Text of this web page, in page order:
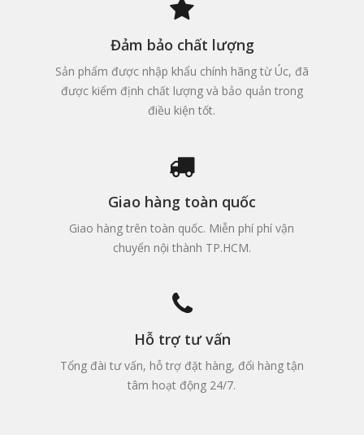
Đảm bảo chất lượng
Sản phẩm được nhập khẩu chính hãng từ Úc, đã
được kiểm định chất lượng và bảo quản trong
điều kiện tốt.
Giao hàng toàn quốc
Giao hàng trên toàn quốc. Miễn phí phí vận
chuyển nội thành TP.HCM.
Hỗ trợ tư vấn
Tổng đài tư vấn, hỗ trợ đặt hàng, đổi hàng tận
tâm hoạt động 24/7.